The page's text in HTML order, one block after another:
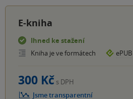
E-kniha
Ihned ke stažení
Kniha je ve formátech
ePUB
300 Kč s DPH
Jsme transparentní